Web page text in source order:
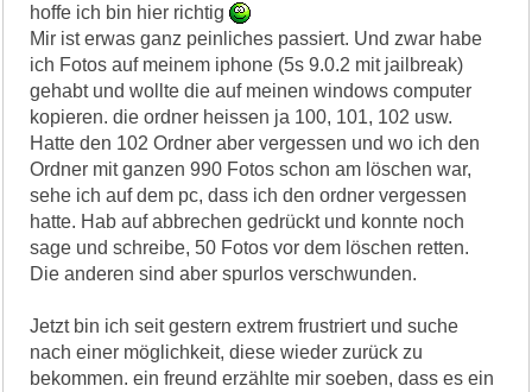
hoffe ich bin hier richtig
Mir ist erwas ganz peinliches passiert. Und zwar habe
ich Fotos auf meinem iphone (5s 9.0.2 mit jailbreak)
gehabt und wollte die auf meinen windows computer
kopieren. die ordner heissen ja 100, 101, 102 usw.
Hatte den 102 Ordner aber vergessen und wo ich den
Ordner mit ganzen 990 Fotos schon am löschen war,
sehe ich auf dem pc, dass ich den ordner vergessen
hatte. Hab auf abbrechen gedrückt und konnte noch
sage und schreibe, 50 Fotos vor dem löschen retten.
Die anderen sind aber spurlos verschwunden.
Jetzt bin ich seit gestern extrem frustriert und suche
nach einer möglichkeit, diese wieder zurück zu
bekommen. ein freund erzählte mir soeben, dass es ein